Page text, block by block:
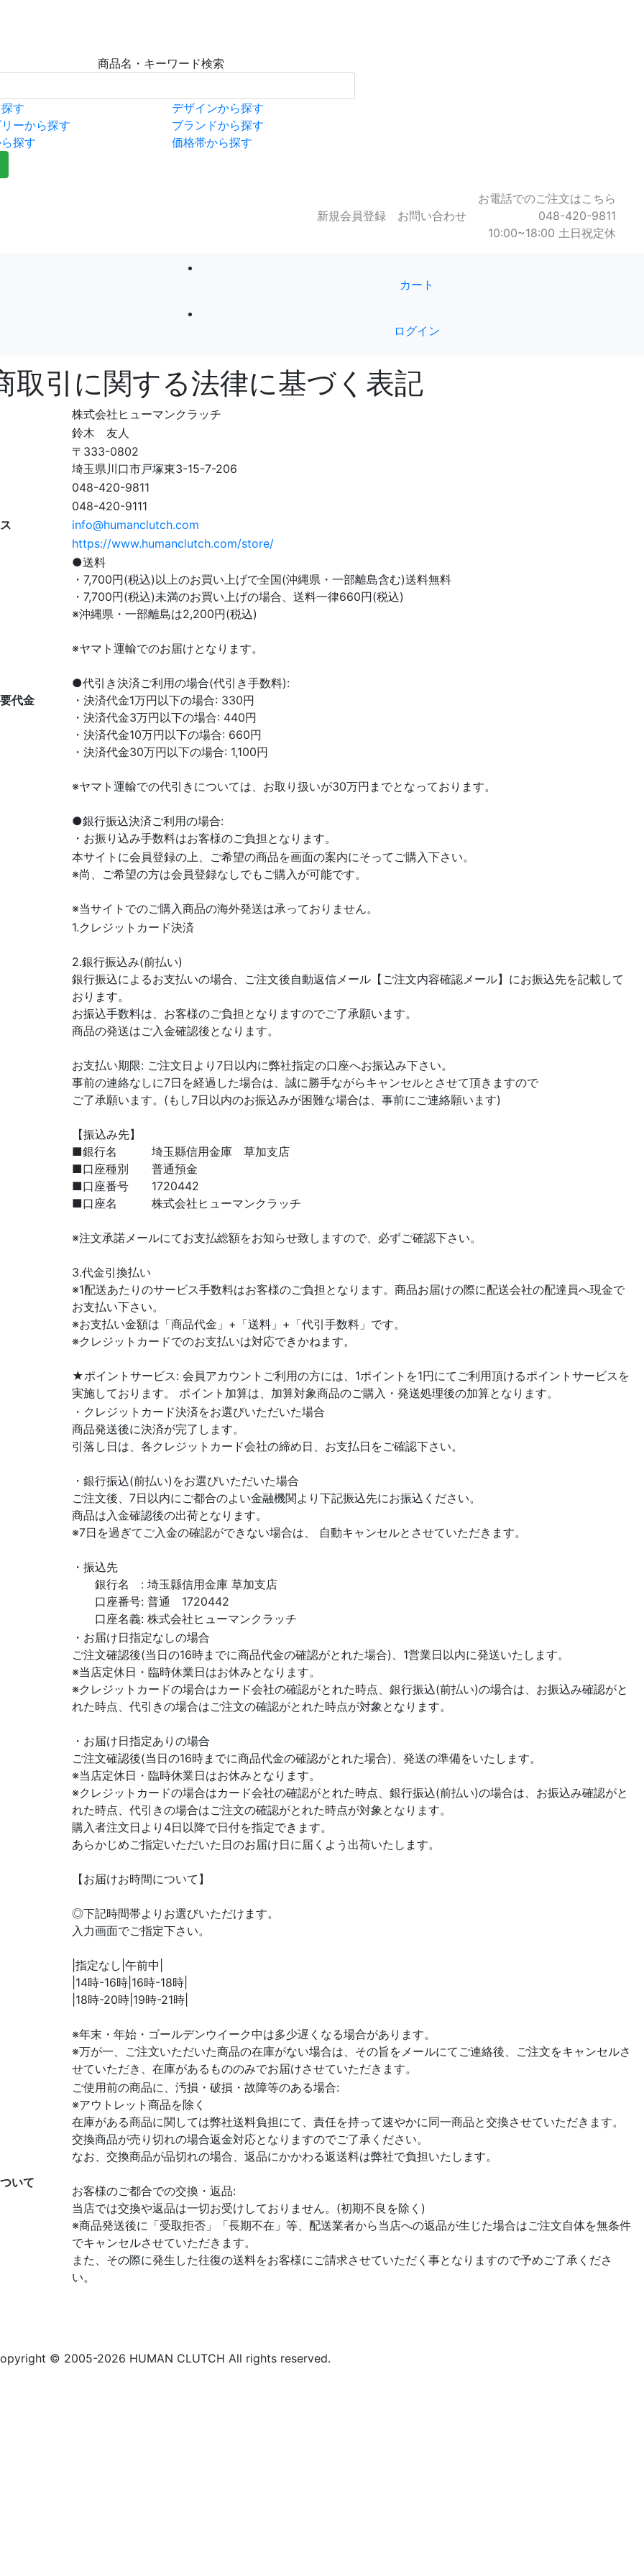
商品名・キーワード検索
す
デザインから探す
ーから探す
ブランドから探す
探す
価格帯から探す
新規会員登録 お問い合わせ
お電話でのご注文はこちら
048-420-9811
10:00~18:00 土日祝定休
カート
ログイン
取引に関する法律に基づく表記
株式会社ヒューマンクラッチ
鈴木 友人
〒333-0802
埼玉県川口市戸塚東3-15-7-206
048-420-9811
048-420-9111
info@humanclutch.com
https://www.humanclutch.com/store/
代金
●送料
・7,700円(税込)以上のお買い上げで全国(沖縄県・一部離島含む)送料無料
・7,700円(税込)未満のお買い上げの場合、送料一律660円(税込)
※沖縄県・一部離島は2,200円(税込)
※ヤマト運輸でのお届けとなります。
●代引き決済ご利用の場合(代引き手数料):
・決済代金1万円以下の場合: 330円
・決済代金3万円以下の場合: 440円
・決済代金10万円以下の場合: 660円
・決済代金30万円以下の場合: 1,100円
※ヤマト運輸での代引きについては、お取り扱いが30万円までとなっております。
●銀行振込決済ご利用の場合:
・お振り込み手数料はお客様のご負担となります。
本サイトに会員登録の上、ご希望の商品を画面の案内にそってご購入下さい。
※尚、ご希望の方は会員登録なしでもご購入が可能です。
※当サイトでのご購入商品の海外発送は承っておりません。
1.クレジットカード決済
2.銀行振込み(前払い)
銀行振込によるお支払いの場合、ご注文後自動返信メール【ご注文内容確認メール】にお振込先を記載して
おります。
お振込手数料は、お客様のご負担となりますのでご了承願います。
商品の発送はご入金確認後となります。
お支払い期限: ご注文日より7日以内に弊社指定の口座へお振込み下さい。
事前の連絡なしに7日を経過した場合は、誠に勝手ながらキャンセルとさせて頂きますので
ご了承願います。(もし7日以内のお振込みが困難な場合は、事前にご連絡願います)
【振込み先】
■銀行名 埼玉縣信用金庫 草加支店
■口座種別 普通預金
■口座番号 1720442
■口座名 株式会社ヒューマンクラッチ
※注文承諾メールにてお支払総額をお知らせ致しますので、必ずご確認下さい。
3.代金引換払い
※1配送あたりのサービス手数料はお客様のご負担となります。商品お届けの際に配送会社の配達員へ現金で
お支払い下さい。
※お支払い金額は「商品代金」+「送料」+「代引手数料」です。
※クレジットカードでのお支払いは対応できかねます。
★ポイントサービス: 会員アカウントご利用の方には、1ポイントを1円にてご利用頂けるポイントサービスを
実施しております。 ポイント加算は、加算対象商品のご購入・発送処理後の加算となります。
・クレジットカード決済をお選びいただいた場合
商品発送後に決済が完了します。
引落し日は、各クレジットカード会社の締め日、お支払日をご確認下さい。
・銀行振込(前払い)をお選びいただいた場合
ご注文後、7日以内にご都合のよい金融機関より下記振込先にお振込ください。
商品は入金確認後の出荷となります。
※7日を過ぎてご入金の確認ができない場合は、 自動キャンセルとさせていただきます。
・振込先
銀行名 : 埼玉縣信用金庫 草加支店
口座番号: 普通 1720442
口座名義: 株式会社ヒューマンクラッチ
・お届け日指定なしの場合
ご注文確認後(当日の16時までに商品代金の確認がとれた場合)、1営業日以内に発送いたします。
※当店定休日・臨時休業日はお休みとなります。
※クレジットカードの場合はカード会社の確認がとれた時点、銀行振込(前払い)の場合は、お振込み確認がと
れた時点、代引きの場合はご注文の確認がとれた時点が対象となります。
・お届け日指定ありの場合
ご注文確認後(当日の16時までに商品代金の確認がとれた場合)、発送の準備をいたします。
※当店定休日・臨時休業日はお休みとなります。
※クレジットカードの場合はカード会社の確認がとれた時点、銀行振込(前払い)の場合は、お振込み確認がと
れた時点、代引きの場合はご注文の確認がとれた時点が対象となります。
購入者注文日より4日以降で日付を指定できます。
あらかじめご指定いただいた日のお届け日に届くよう出荷いたします。
【お届けお時間について】
◎下記時間帯よりお選びいただけます。
入力画面でご指定下さい。
|指定なし|午前中|
|14時-16時|16時-18時|
|18時-20時|19時-21時|
※年末・年始・ゴールデンウイーク中は多少遅くなる場合があります。
※万が一、ご注文いただいた商品の在庫がない場合は、その旨をメールにてご連絡後、ご注文をキャンセルさ
せていただき、在庫があるもののみでお届けさせていただきます。
いて
ご使用前の商品に、汚損・破損・故障等のある場合:
※アウトレット商品を除く
在庫がある商品に関しては弊社送料負担にて、責任を持って速やかに同一商品と交換させていただきます。
交換商品が売り切れの場合返金対応となりますのでご了承ください。
なお、交換商品が品切れの場合、返品にかかわる返送料は弊社で負担いたします。
お客様のご都合での交換・返品:
当店では交換や返品は一切お受けしておりません。(初期不良を除く)
※商品発送後に「受取拒否」「長期不在」等、配送業者から当店への返品が生じた場合はご注文自体を無条件
でキャンセルさせていただきます。
また、その際に発生した往復の送料をお客様にご請求させていただく事となりますので予めご了承くださ
い。
© 2005-2026 HUMAN CLUTCH All rights reserved.